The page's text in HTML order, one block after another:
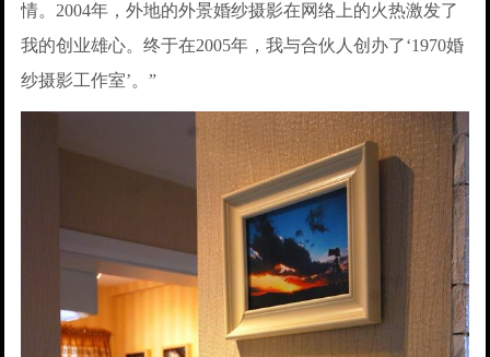
情。2004年，外地的外景婚纱摄影在网络上的火热激发了
我的创业雄心。终于在2005年，我与合伙人创办了‘1970婚
纱摄影工作室’。”